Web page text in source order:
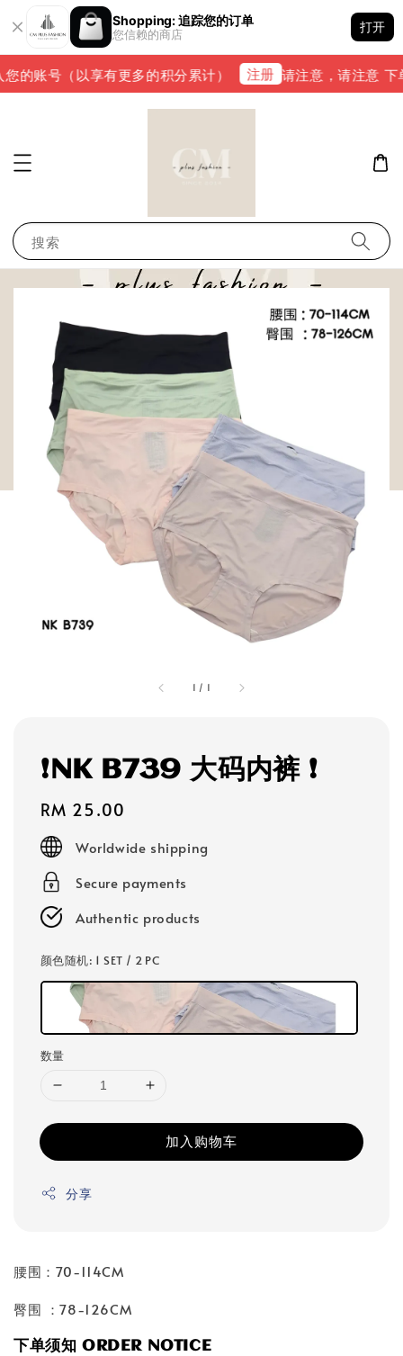
Shopping: 追踪您的订单
您信赖的商店
打开
账号（以享有更多的积分累计） 注册 请注意，请注意 下
搜索
1 / 1
❗NK B739 大码内裤 ❗
Regular
price
RM 25.00
Worldwide shipping
Secure payments
Authentic products
颜色随机: 1 SET / 2 PC
数量
加入购物车
分享
腰围：70-114CM
臀围 ：78-126CM
下单须知 ORDER NOTICE